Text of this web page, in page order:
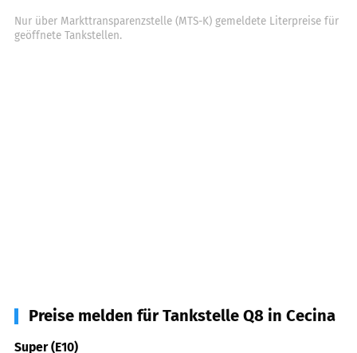
Nur über Markttransparenzstelle (MTS-K) gemeldete Literpreise für
geöffnete Tankstellen.
Preise melden für Tankstelle Q8 in Cecina
Super (E10)